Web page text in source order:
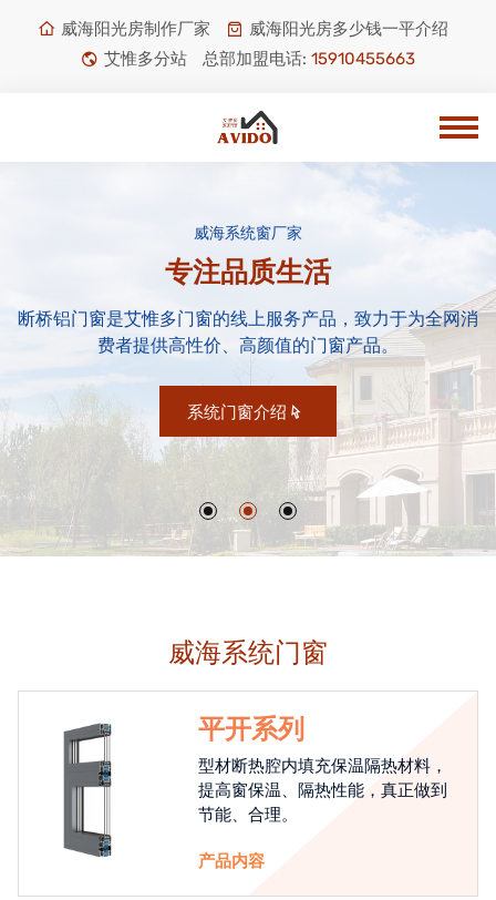
威海阳光房制作厂家
威海阳光房多少钱一平介绍
艾惟多分站
总部加盟电话: 15910455663
威海系统窗厂家
专注品质生活
断桥铝门窗是艾惟多门窗的线上服务产品，致力于为全网消
费者提供高性价、高颜值的门窗产品。
系统门窗介绍
威海系统门窗
平开系列
型材断热腔内填充保温隔热材料，
提高窗保温、隔热性能，真正做到
节能、合理。
产品内容